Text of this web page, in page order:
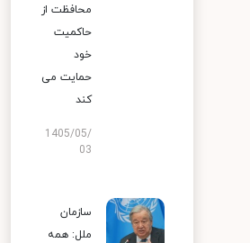
محافظت از
حاکمیت
خود
حمایت می
کند
1405/05/
03
سازمان
ملل: همه